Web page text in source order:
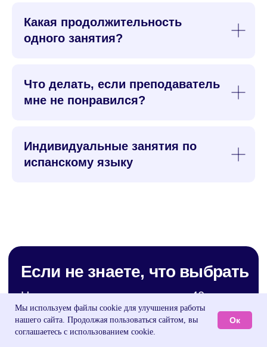
Какая продолжительность
одного занятия?
Что делать, если преподаватель
мне не понравился?
Индивидуальные занятия по
испанскому языку
Мы используем файлы cookie для улучшения работы
нашего сайта. Продолжая пользоваться сайтом, вы
соглашаетесь с использованием cookie.
Ок